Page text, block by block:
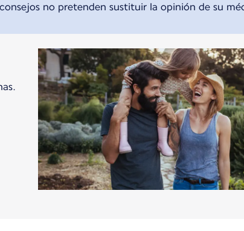
no pretenden sustituir la opinión de su